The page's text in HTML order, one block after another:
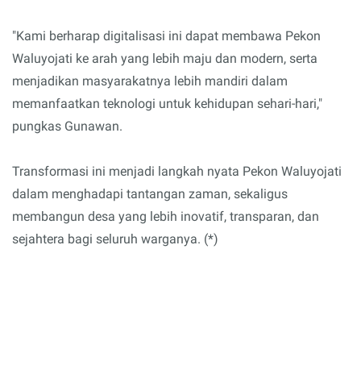
"Kami berharap digitalisasi ini dapat membawa Pekon
Waluyojati ke arah yang lebih maju dan modern, serta
menjadikan masyarakatnya lebih mandiri dalam
memanfaatkan teknologi untuk kehidupan sehari-hari,"
pungkas Gunawan.
Transformasi ini menjadi langkah nyata Pekon Waluyojati
dalam menghadapi tantangan zaman, sekaligus
membangun desa yang lebih inovatif, transparan, dan
sejahtera bagi seluruh warganya. (*)